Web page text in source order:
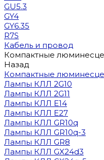
GU5.3
GY4
GY6.35
R7S
Кабель и провод
Компактные
Назад
Компактные
Лампы КЛЛ 2G10
Лампы КЛЛ 2G11
Лампы КЛЛ E14
Лампы КЛЛ E27
Лампы КЛЛ GR10q
Лампы КЛЛ GR10q-3
Лампы КЛЛ GR8
Лампы КЛЛ GX24d3